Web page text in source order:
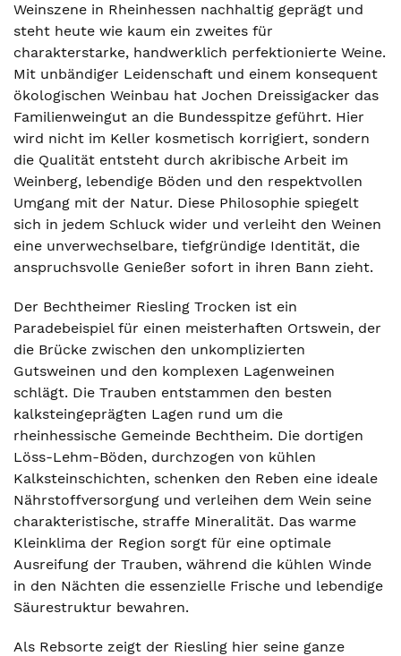
Weinszene in Rheinhessen nachhaltig geprägt und
steht heute wie kaum ein zweites für
charakterstarke, handwerklich perfektionierte Weine.
Mit unbändiger Leidenschaft und einem konsequent
ökologischen Weinbau hat Jochen Dreissigacker das
Familienweingut an die Bundesspitze geführt. Hier
wird nicht im Keller kosmetisch korrigiert, sondern
die Qualität entsteht durch akribische Arbeit im
Weinberg, lebendige Böden und den respektvollen
Umgang mit der Natur. Diese Philosophie spiegelt
sich in jedem Schluck wider und verleiht den Weinen
eine unverwechselbare, tiefgründige Identität, die
anspruchsvolle Genießer sofort in ihren Bann zieht.
Der Bechtheimer Riesling Trocken ist ein
Paradebeispiel für einen meisterhaften Ortswein, der
die Brücke zwischen den unkomplizierten
Gutsweinen und den komplexen Lagenweinen
schlägt. Die Trauben entstammen den besten
kalksteingeprägten Lagen rund um die
rheinhessische Gemeinde Bechtheim. Die dortigen
Löss-Lehm-Böden, durchzogen von kühlen
Kalksteinschichten, schenken den Reben eine ideale
Nährstoffversorgung und verleihen dem Wein seine
charakteristische, straffe Mineralität. Das warme
Kleinklima der Region sorgt für eine optimale
Ausreifung der Trauben, während die kühlen Winde
in den Nächten die essenzielle Frische und lebendige
Säurestruktur bewahren.
Als Rebsorte zeigt der Riesling hier seine ganze